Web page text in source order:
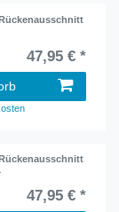
47,95 € *
47,95 € *